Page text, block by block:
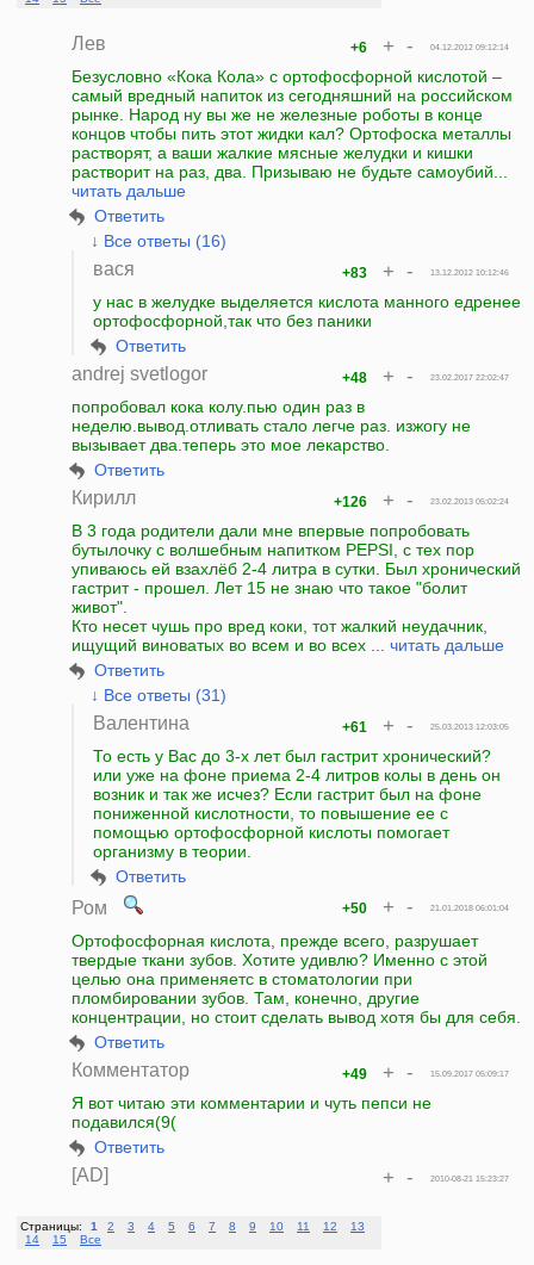
Лев 04.12.2012 09:12:14
+6 + -
Безусловно «Кока Кола» с ортофосфорной кислотой –
самый вредный напиток из сегодняшний на российском
рынке. Народ ну вы же не железные роботы в конце
концов чтобы пить этот жидки кал? Ортофоска металлы
растворят, а ваши жалкие мясные желудки и кишки
растворит на раз, два. Призываю не будьте самоубий...
читать дальше
Ответить
↓ Все ответы (16)
вася 13.12.2012 10:12:46
+83 + -
у нас в желудке выделяется кислота манного едренее
ортофосфорной,так что без паники
Ответить
andrej svetlogor 23.02.2017 22:02:47
+48 + -
попробовал кока колу.пью один раз в
неделю.вывод.отливать стало легче раз. изжогу не
вызывает два.теперь это мое лекарство.
Ответить
Кирилл 23.02.2013 05:02:24
+126 + -
В 3 года родители дали мне впервые попробовать
бутылочку с волшебным напитком PEPSI, с тех пор
упиваюсь ей взахлёб 2-4 литра в сутки. Был хронический
гастрит - прошел. Лет 15 не знаю что такое "болит
живот".
Кто несет чушь про вред коки, тот жалкий неудачник,
ищущий виноватых во всем и во всех ... читать дальше
Ответить
↓ Все ответы (31)
Валентина 25.03.2013 12:03:05
+61 + -
То есть у Вас до 3-х лет был гастрит хронический?
или уже на фоне приема 2-4 литров колы в день он
возник и так же исчез? Если гастрит был на фоне
пониженной кислотности, то повышение ее с
помощью ортофосфорной кислоты помогает
организму в теории.
Ответить
Ром 21.01.2018 06:01:04
+50 + -
Ортофосфорная кислота, прежде всего, разрушает
твердые ткани зубов. Хотите удивлю? Именно с этой
целью она применяетс в стоматологии при
пломбировании зубов. Там, конечно, другие
концентрации, но стоит сделать вывод хотя бы для себя.
Ответить
Комментатор 15.09.2017 05:09:17
+49 + -
Я вот читаю эти комментарии и чуть пепси не
подавился(9(
Ответить
[AD] 2010-08-21 15:23:27
+ -
Страницы: 1 2 3 4 5 6 7 8 9 10 11 12
13
14
15 Все